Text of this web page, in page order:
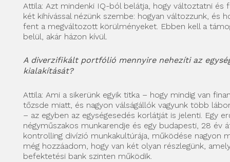
Attila: Azt mindenki IQ-ból belátja, hogy változtatni és
két kihívással nézünk szembe: hogyan változzunk, és
fent a megváltozott körülményeket. Ebben kell a
belül, akár házon kívül.
A diverzifikált portfólió mennyire nehezíti az
kialakítását?
Attila: Ami a sikerünk egyik titka – hogy mindig van
tőzsde miatt, és nagyon válságállók vagyunk több
– az egyben az egységesedés korlátját is jelenti. Egy
négyműszakos munkarendje és egy budapesti, 28 év
kontrolling divízió munkakultúrája, működése nagyon
még hozzáadom, hogy van két olyan részlegünk,
befektetési bank szinten működik.